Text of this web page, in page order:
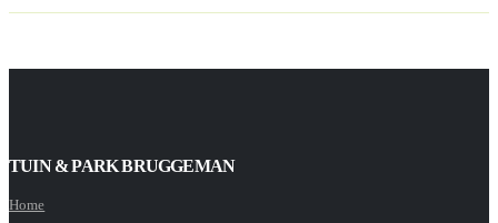
TUIN & PARK BRUGGEMAN
Home